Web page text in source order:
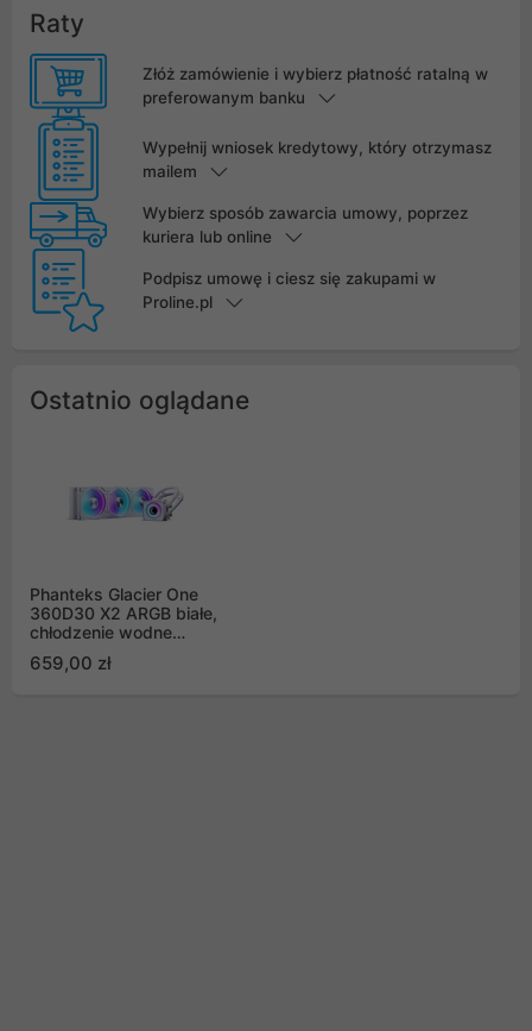
Raty
Złóż zamówienie i wybierz płatność ratalną w
preferowanym banku
Wypełnij wniosek kredytowy, który otrzymasz
mailem
Wybierz sposób zawarcia umowy, poprzez
kuriera lub online
Podpisz umowę i ciesz się zakupami w
Proline.pl
Ostatnio oglądane
Phanteks Glacier One
360D30 X2 ARGB białe,
chłodzenie wodne
659,00 zł